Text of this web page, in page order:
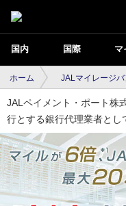
国内 国際 マ
ホーム JALマイレージバ
JALペイメント・ポート株
行とする銀行代理業者とし
JAL